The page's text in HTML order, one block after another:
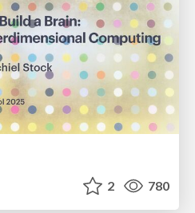
2 780